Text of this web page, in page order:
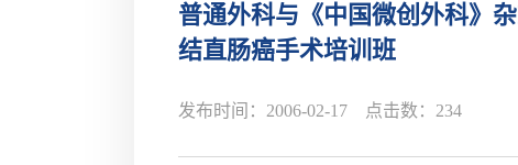
普通外科与《中国微创外科》
结直肠癌手术培训班
发布时间：2006-02-17 点击数： 234